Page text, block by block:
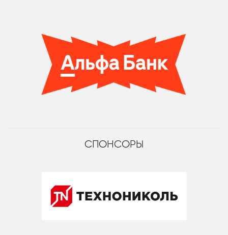
СПОНСОРЫ